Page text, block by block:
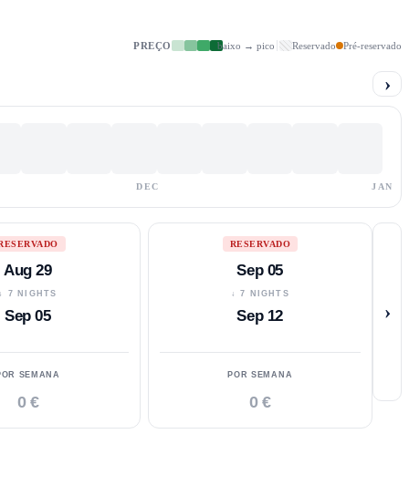
PREÇO baixo → pico Reservado Pré-reservado
›
DEC JAN
Aug 29
7 NIGHTS
Sep 05
SEMANA
0 €
RESERVADO
Sep 05
↓ 7 NIGHTS
Sep 12
POR SEMANA
0 €
›